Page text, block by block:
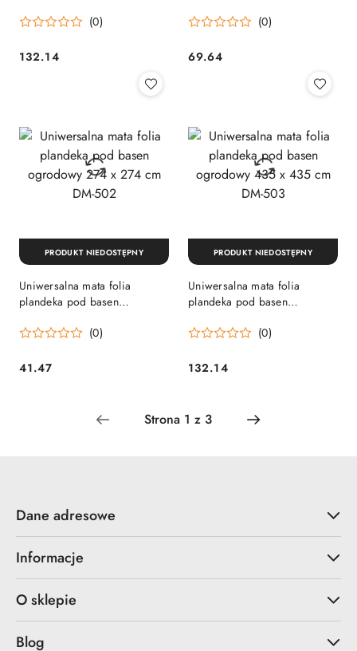
503
(0)
Cena:
132.14
504
(0)
Cena:
69.64
Uniwersalna mata folia
plandeka pod basen
502
(0)
Cena:
41.47
PRODUKT NIEDOSTĘPNY
Uniwersalna mata folia
plandeka pod basen
503
(0)
Cena:
132.14
PRODUKT NIEDOSTĘPNY
Dane adresowe
Informacje
O sklepie
Blog